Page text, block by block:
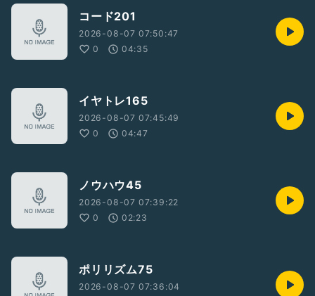
コード201
2026-08-07 07:50:47
0
04:35
イヤトレ165
2026-08-07 07:45:49
0
04:47
ノウハウ45
2026-08-07 07:39:22
0
02:23
ポリリズム75
2026-08-07 07:36:04